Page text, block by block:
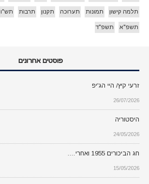
תלמה קישון תמונות תערוכה תקנון תרבות תש"ו
תשפ"א תשפ"ד
פוסטים אחרונים
זרעי קיץ/ היי הג'יפ
26/07/2026
היסטוריה
24/05/2026
חג הביכורים 1955 ואחרי….
15/05/2026